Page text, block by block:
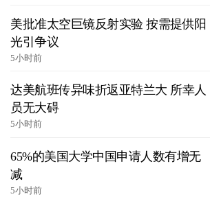
美批准太空巨镜反射实验 按需提供阳
光引争议
5小时前
达美航班传异味折返亚特兰大 所幸人
员无大碍
5小时前
65%的美国大学中国申请人数有增无
减
5小时前